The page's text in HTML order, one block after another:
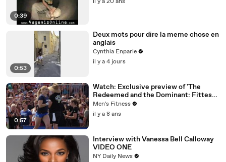
0:39
0:53
Deux mots pour dire la meme chose en
anglais
Cynthia Enparle
il y a 4 jours
0:57
Watch: Exclusive preview of 'The
Redeemed and the Dominant: Fittest
on Earth'
Men's Fitness
il y a 8 ans
Interview with Vanessa Bell Calloway
VIDEO ONE
NY Daily News